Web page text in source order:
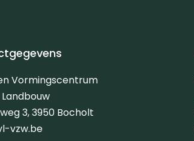
Vormingscentrum
3, 3950 Bocholt
vzw.be